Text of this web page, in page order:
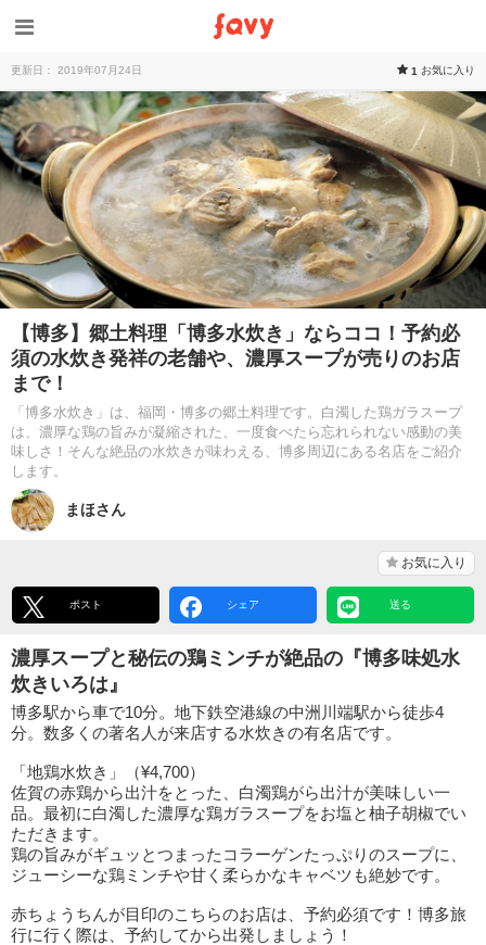
更新日： 2019年07月24日 1 お気に入り
【博多】郷土料理「博多水炊き」ならココ！予約必
須の水炊き発祥の老舗や、濃厚スープが売りのお店
まで！
「博多水炊き」は、福岡・博多の郷土料理です。白濁した鶏ガラスープ
は、濃厚な鶏の旨みが凝縮された、一度食べたら忘れられない感動の美
味しさ！そんな絶品の水炊きが味わえる、博多周辺にある名店をご紹介
します。
まほさん
お気に入り
ポスト シェア 送る
濃厚スープと秘伝の鶏ミンチが絶品の『博多味処水
炊きいろは』
博多駅から車で10分。地下鉄空港線の中洲川端駅から徒歩4
分。数多くの著名人が来店する水炊きの有名店です。
「地鶏水炊き」（¥4,700）
佐賀の赤鶏から出汁をとった、白濁鶏がら出汁が美味しい一
品。最初に白濁した濃厚な鶏ガラスープをお塩と柚子胡椒でい
ただきます。
鶏の旨みがギュッとつまったコラーゲンたっぷりのスープに、
ジューシーな鶏ミンチや甘く柔らかなキャベツも絶妙です。
赤ちょうちんが目印のこちらのお店は、予約必須です！博多旅
行に行く際は、予約してから出発しましょう！